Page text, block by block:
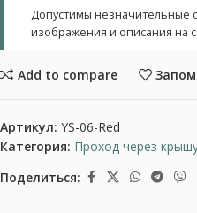
Допустимы незначительные
изображения и описания на
Add to compare
Артикул: YS-06-Red
Категория: Проход через
Поделиться: